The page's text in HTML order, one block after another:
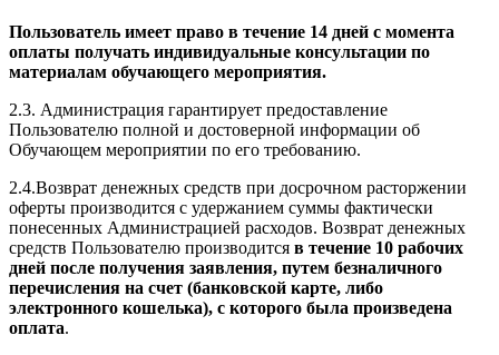
Пользователь имеет право в течение 14 дней с момента
оплаты получать индивидуальные консультации по
материалам обучающего мероприятия.
2.3. Администрация гарантирует предоставление
Пользователю полной и достоверной информации об
Обучающем мероприятии по его требованию.
2.4.Возврат денежных средств при досрочном расторжении
оферты производится с удержанием суммы фактически
понесенных Администрацией расходов. Возврат денежных
средств Пользователю производится в течение 10 рабочих
дней после получения заявления, путем безналичного
перечисления на счет (банковской карте, либо
электронного кошелька), с которого была произведена
оплата.